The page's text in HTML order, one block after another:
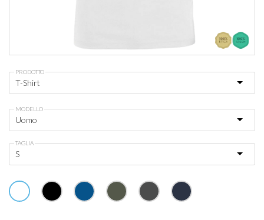
PRODOTTO
MODELLO
TAGLIA